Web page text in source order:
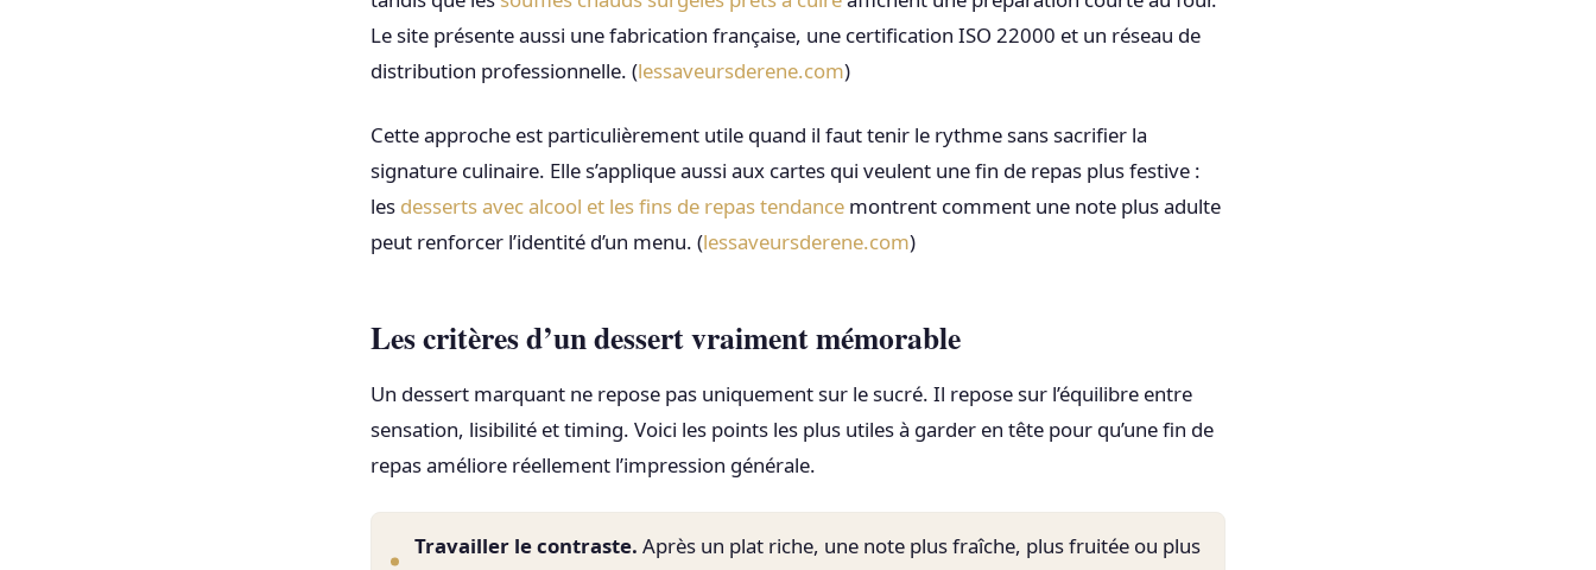
Le site présente aussi une fabrication française, une certification ISO 22000 et un réseau de
distribution professionnelle. (lessaveursderene.com)
Cette approche est particulièrement utile quand il faut tenir le rythme sans sacrifier la
signature culinaire. Elle s’applique aussi aux cartes qui veulent une fin de repas plus festive :
les desserts avec alcool et les fins de repas tendance montrent comment une note plus adulte
peut renforcer l’identité d’un menu. (lessaveursderene.com)
Les critères d’un dessert vraiment mémorable
Un dessert marquant ne repose pas uniquement sur le sucré. Il repose sur l’équilibre entre
sensation, lisibilité et timing. Voici les points les plus utiles à garder en tête pour qu’une fin de
repas améliore réellement l’impression générale.
Travailler le contraste. Après un plat riche, une note plus fraîche, plus fruitée ou plus